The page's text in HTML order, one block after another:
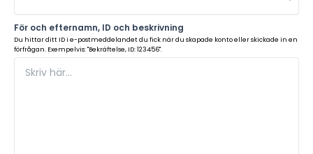
För och efternamn, ID och beskrivning
Du hittar ditt ID i e-postmeddelandet du fick när du skapade konto eller skickade in en
förfrågan. Exempelvis: "Bekräftelse, ID: 123456".